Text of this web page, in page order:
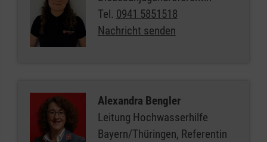
Tel. 0941 5851518
Nachricht senden
Alexandra Bengler
Leitung Hochwasserhilfe
Bayern/Thüringen, Referentin